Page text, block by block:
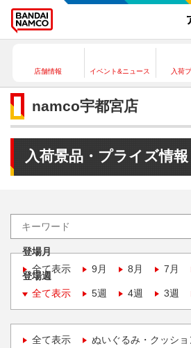
店舗情報 イベント&ニュース 入荷
namco宇都宮店
入荷景品・プライズ情報
登場月
全て表示
9月 8月 7月
登場週
全て表示
5週 4週 3週
全て表示 ぬいぐるみ・クッショ